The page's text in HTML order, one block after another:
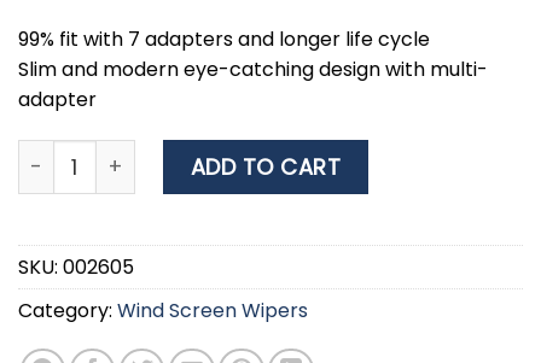
99% fit with 7 adapters and longer life cycle
Slim and modern eye-catching design with multi-
adapter
Wurth Windscreen wiper FLATBLADE MULTI 425MM-
ADD TO CART
SKU: 002605
Category: Wind Screen Wipers